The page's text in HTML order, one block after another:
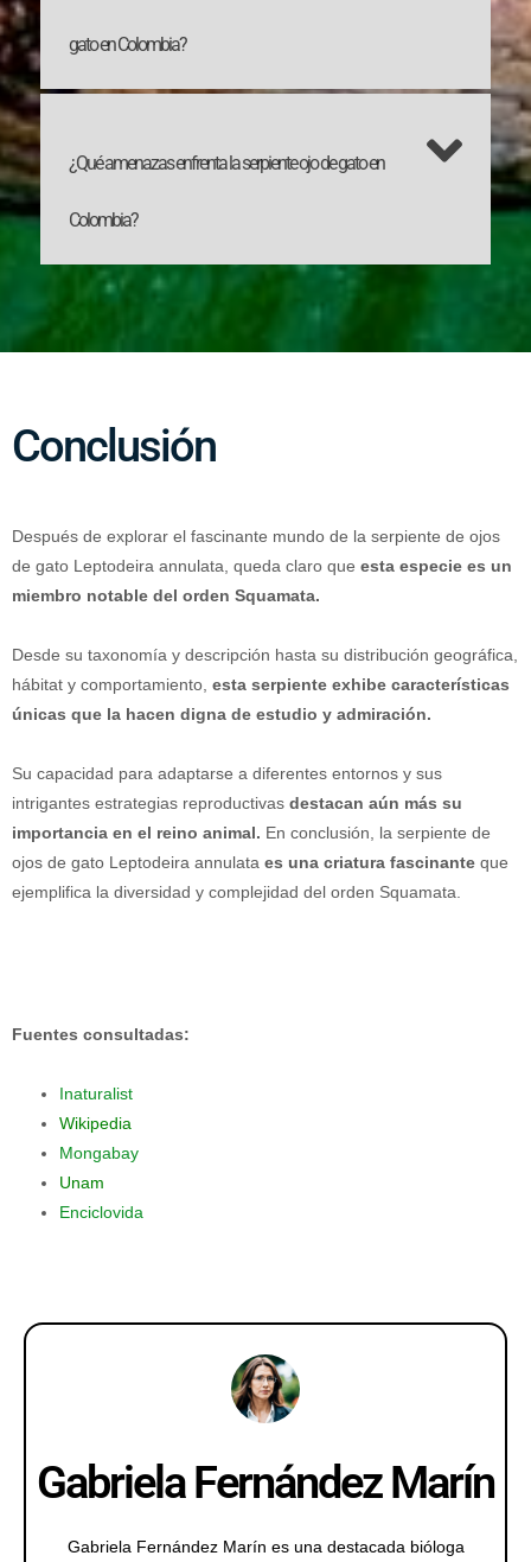
gato en Colombia?
¿Qué amenazas enfrenta la serpiente ojo de gato en
Colombia?
Conclusión
Después de explorar el fascinante mundo de la serpiente de ojos
de gato Leptodeira annulata, queda claro que esta especie es un
miembro notable del orden Squamata.
Desde su taxonomía y descripción hasta su distribución geográfica,
hábitat y comportamiento, esta serpiente exhibe características
únicas que la hacen digna de estudio y admiración.
Su capacidad para adaptarse a diferentes entornos y sus
intrigantes estrategias reproductivas destacan aún más su
importancia en el reino animal. En conclusión, la serpiente de
ojos de gato Leptodeira annulata es una criatura fascinante que
ejemplifica la diversidad y complejidad del orden Squamata.
Fuentes consultadas:
Inaturalist
Wikipedia
Mongabay
Unam
Enciclovida
Gabriela Fernández Marín
Gabriela Fernández Marín es una destacada bióloga